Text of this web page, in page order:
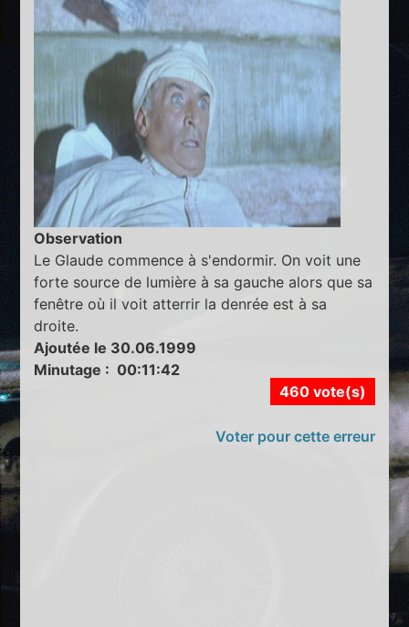
Observation
Le Glaude commence à s'endormir. On voit une
forte source de lumière à sa gauche alors que sa
fenêtre où il voit atterrir la denrée est à sa
droite.
Ajoutée le 30.06.1999
Minutage : 00:11:42
460 vote(s)
Voter pour cette erreur